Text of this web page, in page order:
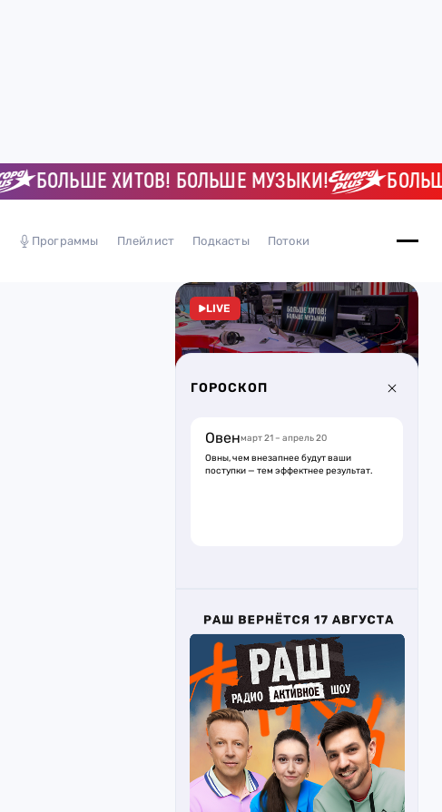
БОЛЬШЕ ХИТОВ! БОЛЬШЕ МУЗЫКИ! БОЛЬШЕ
Программы Плейлист Подкасты Потоки
LIVE
ГОРОСКОП
Овенмарт 21 – апрель 20
Овны, чем внезапнее будут ваши
поступки — тем эффектнее результат.